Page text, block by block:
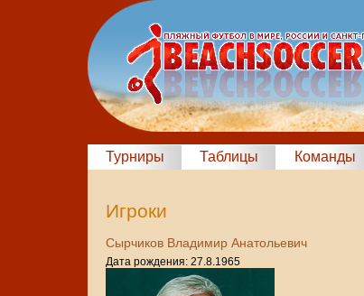
Турниры Таблицы Команды
Игроки
Сырчиков Владимир Анатольевич
Дата рождения: 27.8.1965